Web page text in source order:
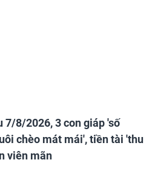
7/8/2026, 3 con giáp 'số
chèo mát mái', tiền tài 'thu
viên mãn